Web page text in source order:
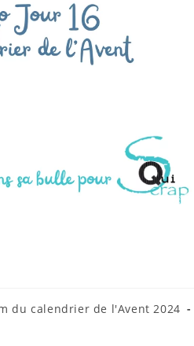
du calendrier de l'Avent 2024